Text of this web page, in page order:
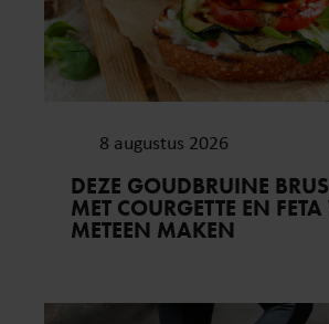
8 augustus 2026
DEZE GOUDBRUINE
MET COURGETTE EN
METEEN MAKEN